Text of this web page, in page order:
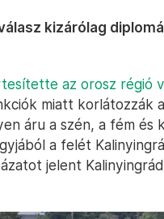
kizárólag
az orosz régió
miatt korlátozzák
áru a szén, a fém és
a felét
jelent